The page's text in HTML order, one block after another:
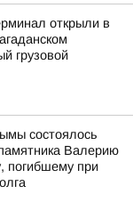
открыли в
грузовой
состоялось
Валерию
погибшему при